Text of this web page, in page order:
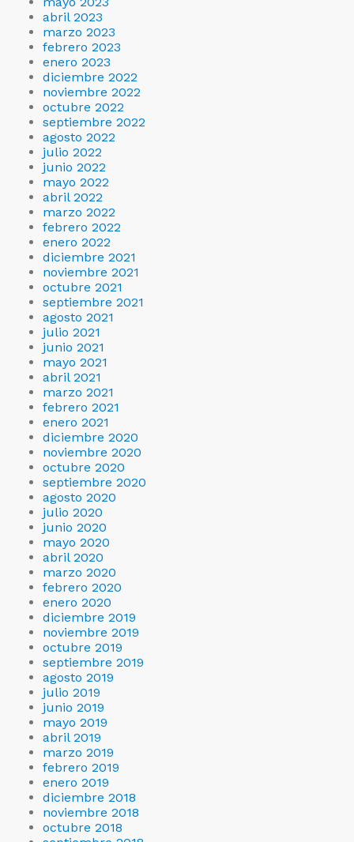
abril 2023
marzo 2023
febrero 2023
enero 2023
diciembre 2022
noviembre 2022
octubre 2022
septiembre 2022
agosto 2022
julio 2022
junio 2022
mayo 2022
abril 2022
marzo 2022
febrero 2022
enero 2022
diciembre 2021
noviembre 2021
octubre 2021
septiembre 2021
agosto 2021
julio 2021
junio 2021
mayo 2021
abril 2021
marzo 2021
febrero 2021
enero 2021
diciembre 2020
noviembre 2020
octubre 2020
septiembre 2020
agosto 2020
julio 2020
junio 2020
mayo 2020
abril 2020
marzo 2020
febrero 2020
enero 2020
diciembre 2019
noviembre 2019
octubre 2019
septiembre 2019
agosto 2019
julio 2019
junio 2019
mayo 2019
abril 2019
marzo 2019
febrero 2019
enero 2019
diciembre 2018
noviembre 2018
octubre 2018